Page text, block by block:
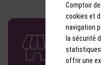
58 caves
Retrouvez
partout en
Comptoir
cookies et
navigation
la sécurité
statistiques
offrir une